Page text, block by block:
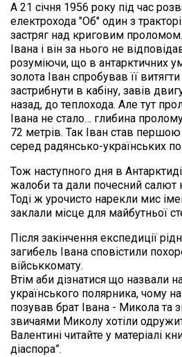
А 21 січня 1956 року під час
електрохода "Об" один з
застряг над криговим
Івана і він за нього не
розуміючи, що в антарктичних
золота Іван спробував її
застрибнути в кабіну, завів
назад, до теплохода. Але тут
Івана не стало… глибина
72 метрів. Так Іван став
серед радянсько-українських
Тож наступного дня в
жалоби та дали почесний салют
Тоді ж урочисто нарекли мис
заклали місце для майбутньої
Після закінчення експедиції
загибель Івана сповістили
військкомату.
Втім аби дізнатися що назвали
українського полярника, чому
позував брат Івана - Микола та
звичаями Миколу хотіли
Валентині читайте у матеріалі
діаспора”.